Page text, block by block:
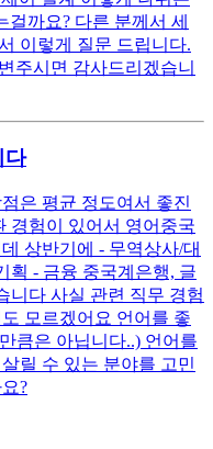
까요? 다른 분께서 세
이렇게 질문 드립니다.
주시면 감사드리겠습니
다
은 평균 정도여서 좋진
경험이 있어서 영어중국
상반기에 - 무역상사/대
획 - 금융 중국계은행, 글
니다 사실 관련 직무 경험
모르겠어요 언어를 좋
큼은 아닙니다..) 언어를
릴 수 있는 분야를 고민
?